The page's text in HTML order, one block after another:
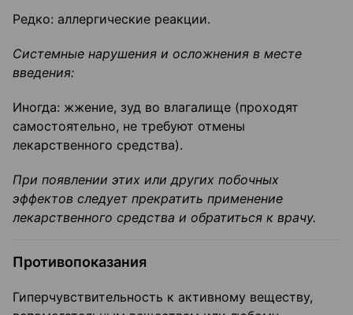
Редко: аллергические реакции.
Системные нарушения и осложнения в месте
введения:
Иногда: жжение, зуд во влагалище (проходят
самостоятельно, не требуют отмены
лекарственного средства).
При появлении этих или других побочных
эффектов следует прекратить применение
лекарственного средства и обратиться к врачу.
Противопоказания
Гиперчувствительность к активному веществу,